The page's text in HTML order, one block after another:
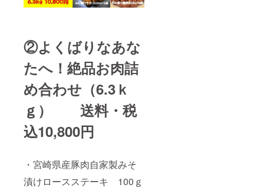
②よくばりなあな
たへ！絶品お肉詰
め合わせ（6.3ｋ
ｇ） 送料・税
込10,800円
・宮崎県産豚肉自家製みそ
漬けロースステーキ 100ｇ